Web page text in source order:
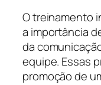
O treinamento
a importância
da
equipe. Essas
promoção de